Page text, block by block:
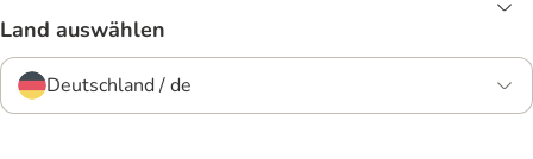
Land auswählen
Deutschland / de